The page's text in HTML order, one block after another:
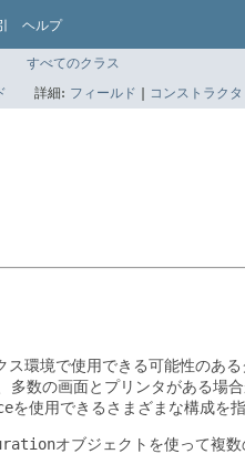
ヘルプ
すべてのクラス
詳細: フィールド | コンストラクタ
環境で使用できる可能性のあ
多数の画面とプリンタがある場合
を使用できるさまざまな構成を指
オブジェクトを使って複